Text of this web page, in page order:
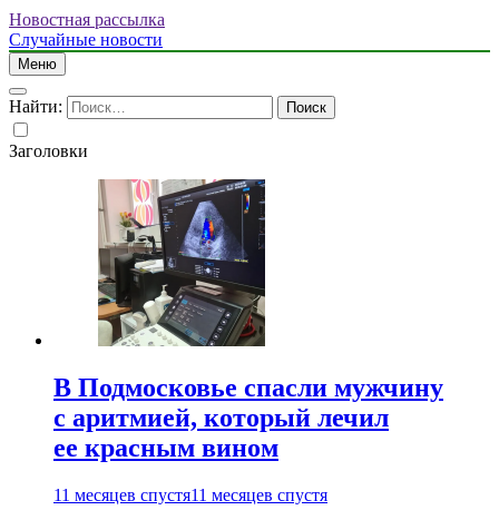
Новостная рассылка
Случайные новости
Меню
Найти:
Заголовки
В Подмосковье спасли мужчину
с аритмией, который лечил
ее красным вином
11 месяцев спустя11 месяцев спустя